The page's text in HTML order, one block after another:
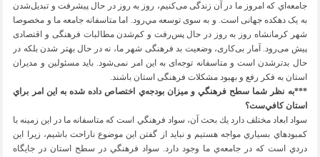
جامعه‌اي كه امروز ما در آن زندگی می‌کنیم، روز به روز در حال پیشرفت و تبدیل‌شدن
به یک دهکده جهانی است. و به سوی توسعه مي‌رود. اما متاسفانه جامعه ما و مخصوصا
شهر کرمانشاه روز به روز در حال پس‌رفت و کم‌شدن مطالبات فرهنگی و اقتصادی
پیش می‌رود. آمار بی‌کاری، وضعیت بد فرهنگی شهر ما، نه در حال بهتر شدن بلکه در
حال بدتر‌شدن است و متاسفانه توجه‌ای به این امر نمی‌شود. باید مسئولین و مدیران
استان به فکر رفع و بهبود مشکلات فرهنگی استان باشند.
***به نظر شما سطح فرهنگي و ميزان بودجه‌ي اختصاص داده شده به اين امر براي
استان كافي‌ست؟
سواد ابعاد مختلف دارد يك بحث آن، سواد فرهنگي است كه متاسفانه ما در اين زمينه با
كمبودهاي بسياري مواجه هستيم و نبايد از گفتن اين موضوع ناراحت باشيم، زيرا اين
دردي است كه در جامعه‌ي ما وجود دارد. سواد فرهنگي در سطح استان در جايگاه